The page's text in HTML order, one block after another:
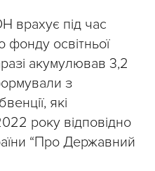
врахує під час
фонду освітньої
акумулював 3,2
з
які
року відповідно
“Про Державний